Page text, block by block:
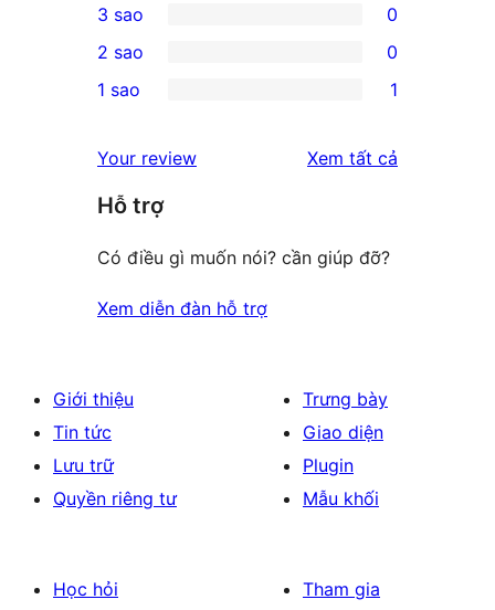
star
reviews
4-
star
reviews
0
3-
star
3 sao 0
2-
reviews
2 sao 0
star
review
1 sao 1
Your review Xem tất cả
Hỗ trợ
Có điều gì muốn nói? cần giúp đỡ?
Xem diễn đàn hỗ trợ
Giới thiệu
Tin tức
Lưu trữ
Quyền riêng tư
Trưng bày
Giao diện
Plugin
Mẫu khối
Học hỏi
Tham gia